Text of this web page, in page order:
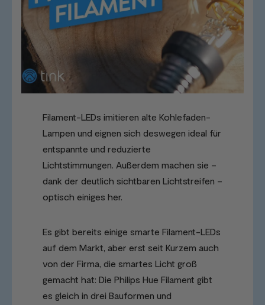
Filament-LEDs imitieren alte Kohlefaden-
Lampen und eignen sich deswegen ideal für
entspannte und reduzierte
Lichtstimmungen. Außerdem machen sie –
dank der deutlich sichtbaren Lichtstreifen –
optisch einiges her.
Es gibt bereits einige smarte Filament-LEDs
auf dem Markt, aber erst seit Kurzem auch
von der Firma, die smartes Licht groß
gemacht hat: Die Philips Hue Filament gibt
es gleich in drei Bauformen und